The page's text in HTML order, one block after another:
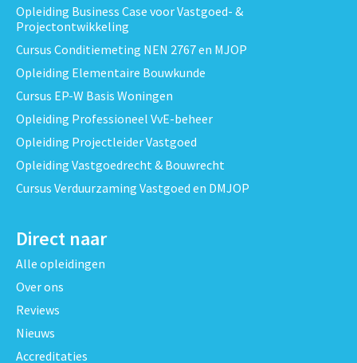
Opleiding Business Case voor Vastgoed- &
Projectontwikkeling
Cursus Conditiemeting NEN 2767 en MJOP
Opleiding Elementaire Bouwkunde
Cursus EP-W Basis Woningen
Opleiding Professioneel VvE-beheer
Opleiding Projectleider Vastgoed
Opleiding Vastgoedrecht & Bouwrecht
Cursus Verduurzaming Vastgoed en DMJOP
Direct naar
Alle opleidingen
Over ons
Reviews
Nieuws
Accreditaties